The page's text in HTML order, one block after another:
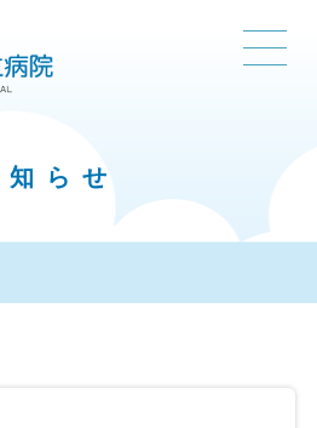
知らせ